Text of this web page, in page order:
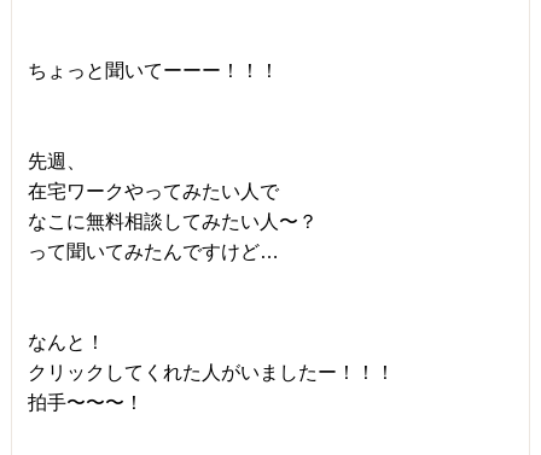
ちょっと聞いてーーー！！！
先週、
在宅ワークやってみたい人で
なこに無料相談してみたい人〜？
って聞いてみたんですけど…
なんと！
クリックしてくれた人がいましたー！！！
拍手〜〜〜！